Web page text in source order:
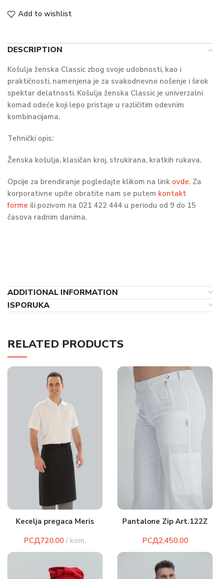
Add to wishlist
DESCRIPTION
Košulja ženska Classic zbog svoje udobnosti, kao i
praktičnosti, namenjena je za svakodnevno nošenje i širok
spektar delatnosti. Košulja ženska Classic je univerzalni
komad odeće koji lepo pristaje u različitim odevnim
kombinacijama.
Tehnički opis:
Ženska košulja, klasičan kroj, strukirana, kratkih rukava.
Opcije za brendiranje pogledajte klikom na link ovde. Za
korporativne upite obratite nam se putem kontakt
forme ili pozivom na 021 422 444 u periodu od 9 do 15
časova radnim danima.
ADDITIONAL INFORMATION
ISPORUKA
RELATED PRODUCTS
Kecelja pregaca Meris
РСД
Pantalone Zip Art.122Z
РСД